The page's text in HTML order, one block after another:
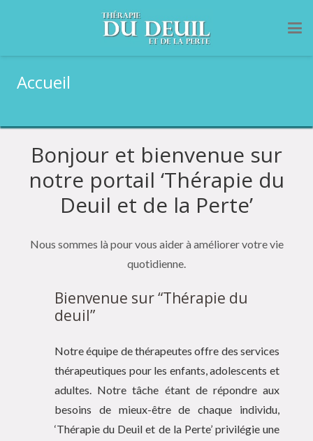
Accueil
Bonjour et bienvenue sur
notre portail ‘Thérapie du
Deuil et de la Perte’
Nous sommes là pour vous aider à améliorer votre vie
quotidienne.
Bienvenue sur “Thérapie du
deuil”
Notre équipe de thérapeutes offre des services
thérapeutiques pour les enfants, adolescents et
adultes. Notre tâche étant de répondre aux
besoins de mieux-être de chaque individu,
‘Thérapie du Deuil et de la Perte’ privilégie une